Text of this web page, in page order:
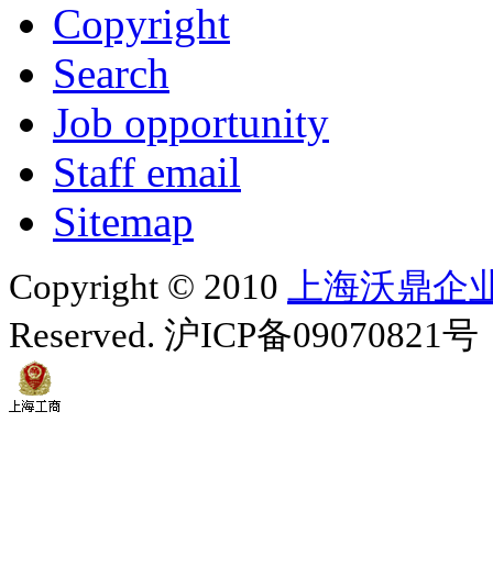
Copyright
Search
Job opportunity
Staff email
Sitemap
Copyright © 2010
上海沃鼎
Reserved. 沪ICP备09070821号